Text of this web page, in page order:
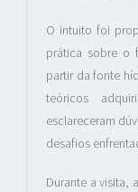
O intuito foi
prática sobre o
partir da fonte
teóricos
esclareceram
desafios
Durante a visita,